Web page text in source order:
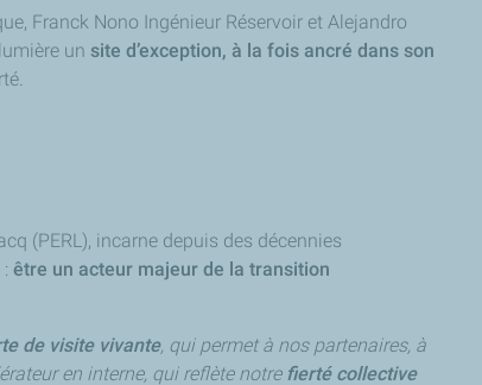
Franck Nono Ingénieur Réservoir et Alejandro
un site d’exception, à la fois ancré dans son
(PERL), incarne depuis des décennies
: être un acteur majeur de la transition
de visite vivante, qui permet à nos partenaires, à
en interne, qui reflète notre fierté collective